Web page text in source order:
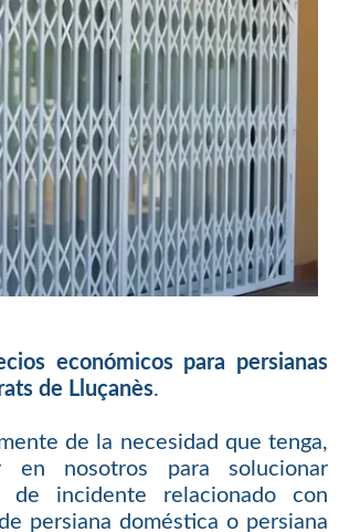
económicos para persianas
de Lluçanès.
de la necesidad que tenga,
en nosotros para solucionar
de incidente relacionado con
persiana doméstica o persiana